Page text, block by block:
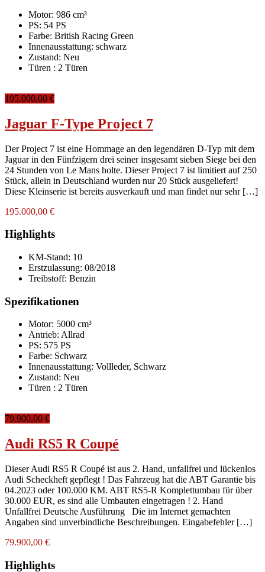
Motor: 986 cm³
PS: 54 PS
Farbe: British Racing Green
Innenausstattung: schwarz
Zustand: Neu
Türen : 2 Türen
195.000,00 €
Jaguar F-Type Project 7
Der Project 7 ist eine Hommage an den legendären D-Typ mit dem
Jaguar in den Fünfzigern drei seiner insgesamt sieben Siege bei den
24 Stunden von Le Mans holte. Dieser Project 7 ist limitiert auf 250
Stück, allein in Deutschland wurden nur 20 Stück ausgeliefert!
Diese Kleinserie ist bereits ausverkauft und man findet nur sehr […]
195.000,00 €
Highlights
KM-Stand: 10
Erstzulassung: 08/2018
Treibstoff: Benzin
Spezifikationen
Motor: 5000 cm³
Antrieb: Allrad
PS: 575 PS
Farbe: Schwarz
Innenausstattung: Vollleder, Schwarz
Zustand: Neu
Türen : 2 Türen
79.900,00 €
Audi RS5 R Coupé
Dieser Audi RS5 R Coupé ist aus 2. Hand, unfallfrei und lückenlos
Audi Scheckheft gepflegt ! Das Fahrzeug hat die ABT Garantie bis
04.2023 oder 100.000 KM. ABT RS5-R Komplettumbau für über
30.000 EUR, es sind alle Umbauten eingetragen ! 2. Hand
Unfallfrei Deutsche Ausführung Die im Internet gemachten
Angaben sind unverbindliche Beschreibungen. Eingabefehler […]
79.900,00 €
Highlights